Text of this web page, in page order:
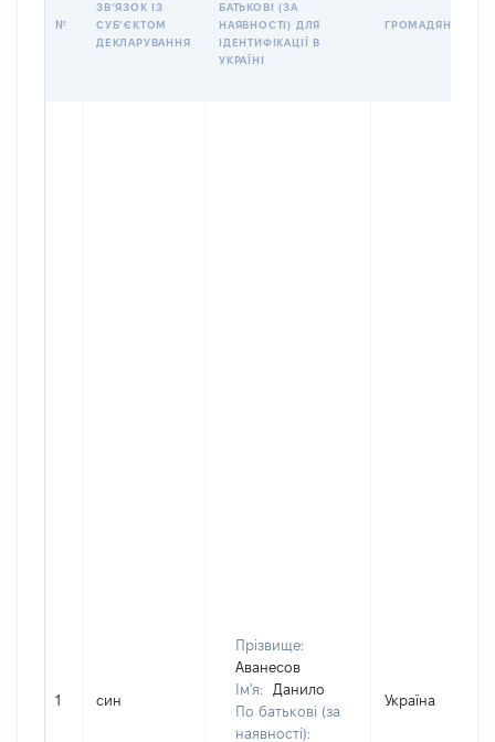
№
ЗВʼЯЗОК ІЗ
СУБʼЄКТОМ
ДЕКЛАРУВАННЯ
БАТЬКОВІ (ЗА
НАЯВНОСТІ) ДЛЯ
ІДЕНТИФІКАЦІЇ В
УКРАЇНІ
ГРОМАДЯНСТВО
1 син
Прізвище:
Аванесов
Ім'я:
Данило
По батькові (за
наявності):
Україна